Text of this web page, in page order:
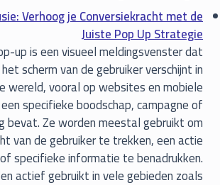
Verhoog je Conversiekracht met de
Juiste Pop Up Strategie
up is een visueel meldingsvenster dat
scherm van de gebruiker verschijnt in
wereld, vooral op websites en mobiele
specifieke boodschap, campagne of
bevat. Ze worden meestal gebruikt om
van de gebruiker te trekken, een actie
specifieke informatie te benadrukken.
actief gebruikt in vele gebieden zoals